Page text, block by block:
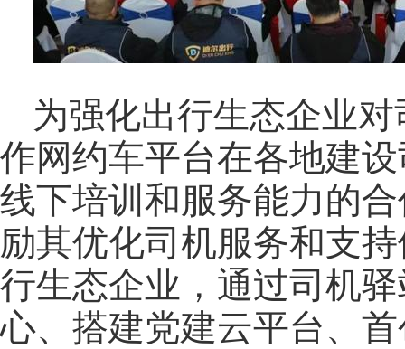
为强化出行生态企业
作网约车平台在各地建
线下培训和服务能力的
励其优化司机服务和支
行生态企业，通过司机
心、搭建党建云平台、